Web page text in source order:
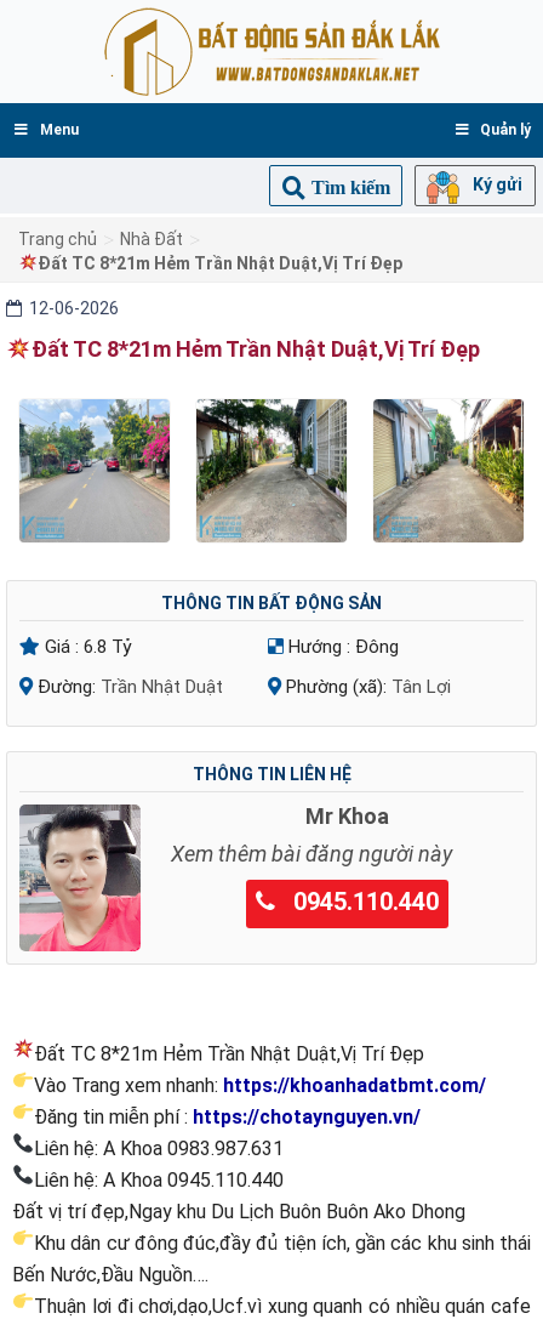
Quản lý
Menu
Ký gửi
Tìm kiếm
Trang chủ Nhà Đất
Đất TC 8*21m Hẻm Trần Nhật Duật,Vị Trí Đẹp
12-06-2026
Đất TC 8*21m Hẻm Trần Nhật Duật,Vị Trí Đẹp
THÔNG TIN BẤT ĐỘNG SẢN
Giá : 6.8 Tỷ Hướng : Đông
Đường: Trần Nhật Duật Phường (xã): Tân Lợi
THÔNG TIN LIÊN HỆ
Mr Khoa
Xem thêm bài đăng người này
0945.110.440
Đất TC 8*21m Hẻm Trần Nhật Duật,Vị Trí Đẹp
Vào Trang xem nhanh: https://khoanhadatbmt.com/
Đăng tin miễn phí : https://chotaynguyen.vn/
Liên hệ: A Khoa 0983.987.631
Liên hệ: A Khoa 0945.110.440
Đất vị trí đẹp,Ngay khu Du Lịch Buôn Buôn Ako Dhong
Khu dân cư đông đúc,đầy đủ tiện ích, gần các khu sinh thái
Bến Nước,Đầu Nguồn….
Thuận lơi đi chơi,dạo,Ucf.vì xung quanh có nhiều quán cafe